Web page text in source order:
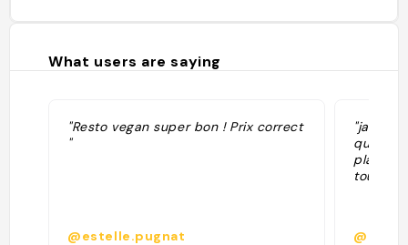
What users are saying
"Resto vegan super bon ! Prix correct
"
@estelle.pugnat
"jamais
que du
plat du
tous les